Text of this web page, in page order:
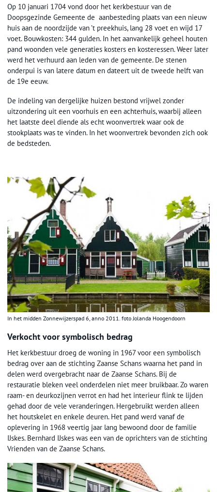
Op 10 januari 1704 vond door het kerkbestuur van de
Doopsgezinde Gemeente de aanbesteding plaats van een nieuw
huis aan de noordzijde van ’t preekhuis, lang 28 voet en wijd 17
voet. Bouwkosten: 344 gulden. In het aanvankelijk geheel houten
pand woonden vele generaties kosters en kosteressen. Weer later
werd het verhuurd aan leden van de gemeente. De stenen
onderpui is van latere datum en dateert uit de tweede helft van
de 19e eeuw.
De indeling van dergelijke huizen bestond vrijwel zonder
uitzondering uit een voorhuis en een achterhuis, waarbij alleen
het laatste deel diende als echt woonvertrek waar ook de
stookplaats was te vinden. In het woonvertrek bevonden zich ook
de bedsteden.
In het midden Zonnewijzerspad 6, anno 2011. foto Jolanda Hoogendoorn
Verkocht voor symbolisch bedrag
Het kerkbestuur droeg de woning in 1967 voor een symbolisch
bedrag over aan de stichting Zaanse Schans waarna het pand in
delen werd overgebracht naar de Zaanse Schans. Bij de
restauratie bleken veel onderdelen niet meer bruikbaar. Zo waren
raam- en deurkozijnen verrot en had het interieur flink te lijden
gehad door de vele veranderingen. Hergebruikt werden alleen
het houtskelet en enkele deuren. Het pand werd vanaf de
oplevering in 1968 veertig jaar lang bewoond door de familie
IJskes. Bernhard IJskes was een van de oprichters van de stichting
Vrienden van de Zaanse Schans.